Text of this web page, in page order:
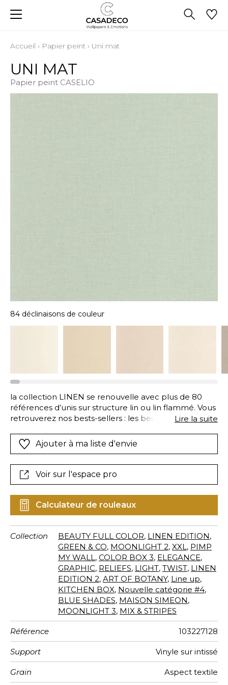
Accueil › Papier peint › Uni mat
UNI MAT
Papier peint CASELIO
84 déclinaisons de couleur
la collection LINEN se renouvelle avec plus de 80
références d’unis sur structure lin ou lin flammé. Vous
retrouverez nos bests-sellers : les beiges, les gris, les
l’air du temps, comme les verts du moment, les bleus
plus tendances ou les couleurs chaudes : noisette,
Lire la suite
Ajouter à ma liste d'envie
Voir sur l'espace pro
Calculateur de rouleaux
Collection BEAUTY FULL COLOR, LINEN EDITION,
GREEN & CO, MOONLIGHT 2, XXL, PIMP
MY WALL, COLOR BOX 3, ELEGANCE,
GRAPHIC, RELIEFS, LIGHT, TWIST, LINEN
EDITION 2, ART OF BOTANY, Line up,
KITCHEN BOX, Nouvelle catégorie #4,
BLUE SHADES, MAISON SIMEON,
MOONLIGHT 3, MIX & STRIPES
Référence 103227128
Support Vinyle sur intissé
Grain Aspect textile